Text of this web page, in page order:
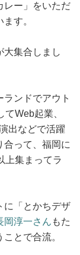
レー」をいただ
す。
大集合しまし
ンドでアウト
てWeb起業、
出などで活躍
合って、福岡に
上集まってラ
に「とかちデザ
岡淳一さん もた
とで合流。